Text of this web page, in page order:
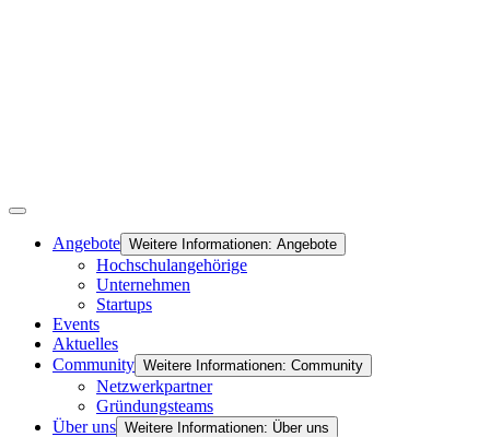
Angebote Weitere Informationen: Angebote
Hochschulangehörige
Unternehmen
Startups
Events
Aktuelles
Community Weitere Informationen: Community
Netzwerkpartner
Gründungsteams
Über uns Weitere Informationen: Über uns